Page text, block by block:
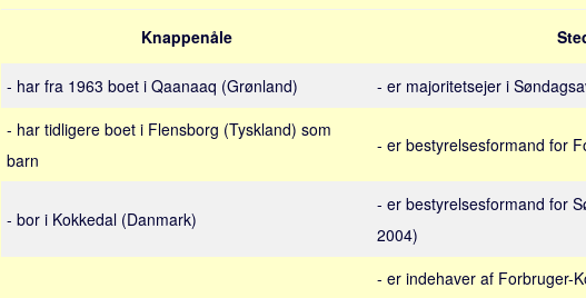
Knappenåle
- har fra 1963 boet i Qaanaaq (Grønland)
- er majoritetsejer i
- har tidligere boet i Flensborg (Tyskland) som
barn
- er bestyrelsesformand for
- bor i Kokkedal (Danmark)
- er bestyrelsesformand for
2004)
- er indehaver af Forbruger-